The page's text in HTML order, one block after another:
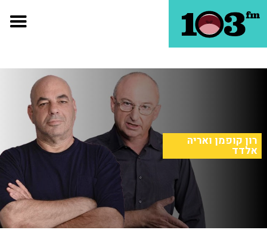
רון קופמן ואריה
אלדד